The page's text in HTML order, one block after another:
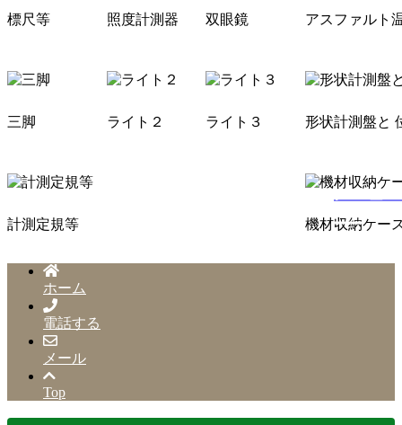
メニュー
標尺等 照度計測器 双眼鏡 アスファルト
三脚 ライト２ ライト３ 形状計測盤と
計測定規等 機材収納ケー
ホーム
電話する
メール
Top